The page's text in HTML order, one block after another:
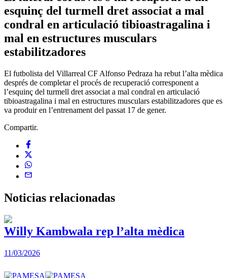
esquinç del turmell dret associat a mal
condral en articulació tibioastragalina i
mal en estructures musculars
estabilitzadores
El futbolista del Villarreal CF Alfonso Pedraza ha rebut l’alta mèdica
després de completar el procés de recuperació corresponent a
l’esquinç del turmell dret associat a mal condral en articulació
tibioastragalina i mal en estructures musculars estabilitzadores que es
va produir en l’entrenament del passat 17 de gener.
Compartir.
Noticias relacionadas
Willy Kambwala rep l’alta mèdica
11/03/2026